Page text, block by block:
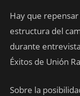
Hay que
estructura del
durante
Éxitos de Unión
Sobre la